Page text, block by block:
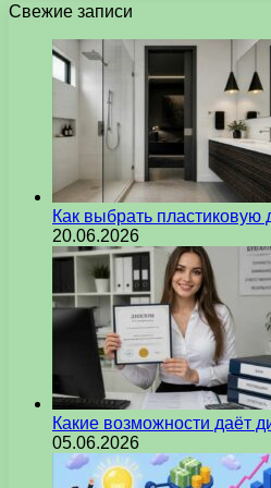
Свежие записи
Как выбрать
20.06.2026
Какие возможности даёт
05.06.2026